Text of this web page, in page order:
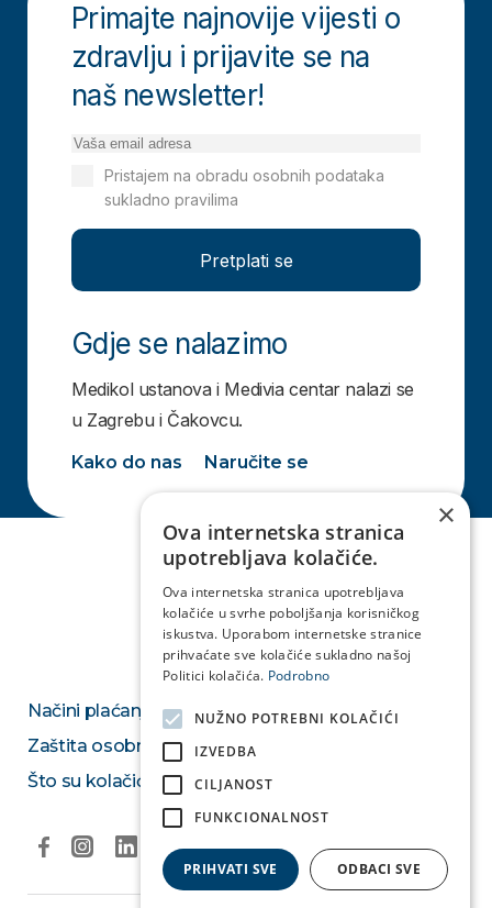
Primajte najnovije vijesti o
zdravlju i prijavite se na
naš newsletter!
Pretplati se
Pristajem na obradu osobnih podataka
sukladno pravilima
Gdje se nalazimo
Medikol ustanova i Medivia centar nalazi se
u Zagrebu i Čakovcu.
Kako do nas Naručite se
Načini plaćanja
Zaštita osobnih podataka
Što su kolačići
×
Ova internetska stranica
upotrebljava kolačiće.
Ova internetska stranica upotrebljava
kolačiće u svrhe poboljšanja korisničkog
iskustva. Uporabom internetske stranice
prihvaćate sve kolačiće sukladno našoj
Politici kolačića. Podrobno
NUŽNO POTREBNI KOLAČIĆI
IZVEDBA
CILJANOST
FUNKCIONALNOST
PRIHVATI SVE ODBACI SVE